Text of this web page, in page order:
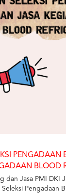
PENGADAAN
BLOOD
dan Jasa PMI DKI
Pengadaan